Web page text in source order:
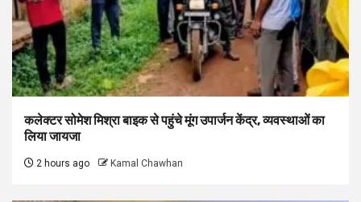
कलेक्टर सोमेश मिश्रा बाइक से पहुंचे मूंग उपार्जन केंद्र, व्यवस्थाओं का
लिया जायजा
2 hours ago Kamal Chawhan